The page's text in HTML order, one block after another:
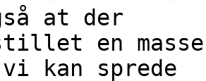
at der
en
vi kan sprede